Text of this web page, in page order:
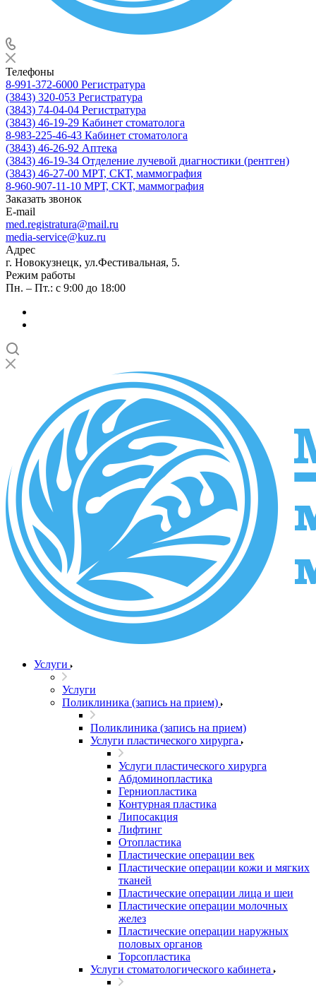
Телефоны
8-991-372-6000 Регистратура
(3843) 320-053 Регистратура
(3843) 74-04-04 Регистратура
(3843) 46-19-29 Кабинет стоматолога
8-983-225-46-43 Кабинет стоматолога
(3843) 46-26-92 Аптека
(3843) 46-19-34 Отделение лучевой диагностики (рентген)
(3843) 46-27-00 МРТ, СКТ, маммография
8-960-907-11-10 МРТ, СКТ, маммография
Заказать звонок
E-mail
med.registratura@mail.ru
media-service@kuz.ru
Адрес
г. Новокузнецк, ул.Фестивальная, 5.
Режим работы
Пн. – Пт.: с 9:00 до 18:00
Услуги
Услуги
Поликлиника (запись на прием)
Поликлиника (запись на прием)
Услуги пластического хирурга
Услуги пластического хирурга
Абдоминопластика
Герниопластика
Контурная пластика
Липосакция
Лифтинг
Отопластика
Пластические операции век
Пластические операции кожи и мягких
тканей
Пластические операции лица и шеи
Пластические операции молочных
желез
Пластические операции наружных
половых органов
Торсопластика
Услуги стоматологического кабинета